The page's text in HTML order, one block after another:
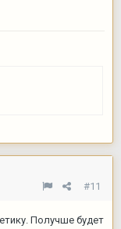
#11
Получше будет